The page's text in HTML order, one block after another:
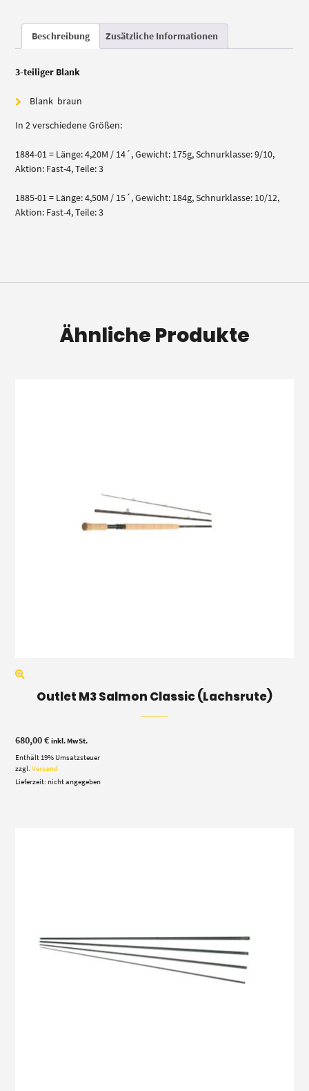
Beschreibung Zusätzliche Informationen
3-teiliger Blank
Blank braun
In 2 verschiedene Größen:
1884-01 = Länge: 4,20M / 14´, Gewicht: 175g, Schnurklasse: 9/10,
Aktion: Fast-4, Teile: 3
1885-01 = Länge: 4,50M / 15´, Gewicht: 184g, Schnurklasse: 10/12,
Aktion: Fast-4, Teile: 3
Ähnliche Produkte
Outlet M3 Salmon Classic (Lachsrute)
680,00€ inkl. MwSt.
Enthält 19% Umsatzsteuer
zzgl.Versand
Lieferzeit: nicht angegeben